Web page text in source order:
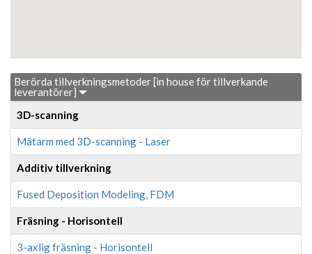
Berörda tillverkningsmetoder [in house för tillverkande
leverantörer]
3D-scanning
Mätarm med 3D-scanning - Laser
Additiv tillverkning
Fused Deposition Modeling, FDM
Fräsning - Horisontell
3-axlig fräsning - Horisontell